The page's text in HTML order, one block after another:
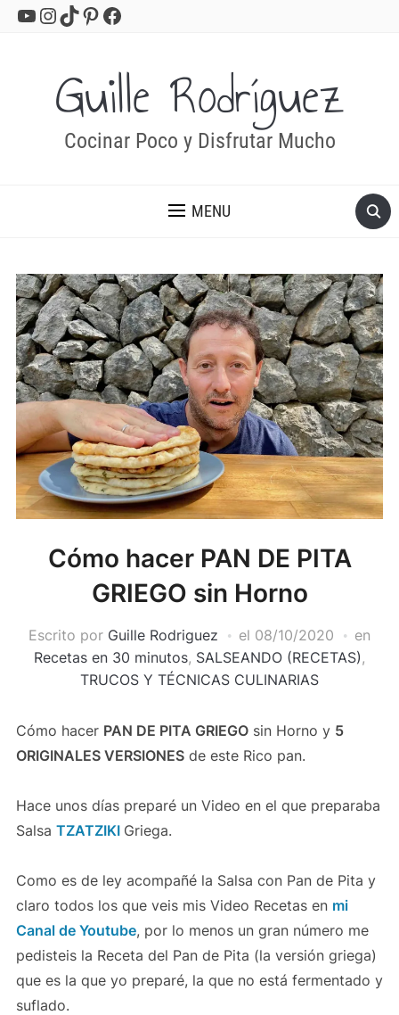
YouTube
Instagram
TikTok
Pinterest
Facebook
Guille Rodríguez
Cocinar Poco y Disfrutar Mucho
MENU
Cómo hacer PAN DE PITA
GRIEGO sin Horno
Escrito por Guille Rodriguez el 08/10/2020
en
Recetas en 30 minutos, SALSEANDO (RECETAS) ,
TRUCOS Y TÉCNICAS CULINARIAS
Cómo hacer PAN DE PITA GRIEGOsin Horno y 5
ORIGINALES VERSIONESde este Rico pan.
Hace unos días preparé un Video en el que preparaba
Salsa TZATZIKI Griega.
Como es de ley acompañé la Salsa con Pan de Pita y
claro todos los que veis mis Video Recetas en mi
Canal de Youtube, por lo menos un gran número me
pedisteis la Receta del Pan de Pita (la versión griega)
que es la que yo preparé, la que no está fermentado y
suflado.